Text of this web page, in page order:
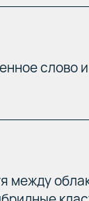
слово
между